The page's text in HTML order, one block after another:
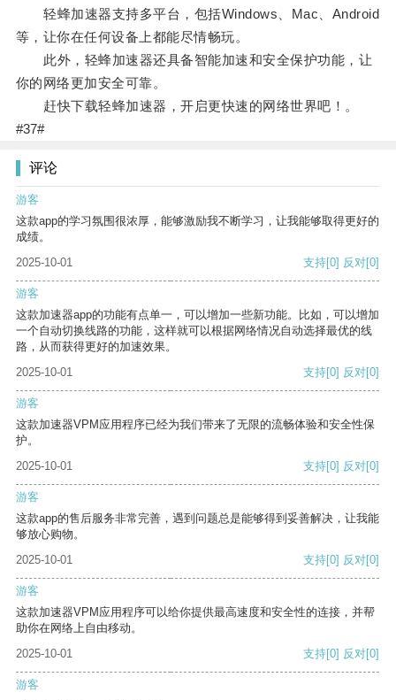
轻蜂加速器支持多平台，包括Windows、Mac、Android
等，让你在任何设备上都能尽情畅玩。
此外，轻蜂加速器还具备智能加速和安全保护功能，让
你的网络更加安全可靠。
赶快下载轻蜂加速器，开启更快速的网络世界吧！。
#37#
评论
游客
这款app的学习氛围很浓厚，能够激励我不断学习，让我能够取得更好的
成绩。
2025-10-01
支持[0] 反对[0]
游客
这款加速器app的功能有点单一，可以增加一些新功能。比如，可以增加
一个自动切换线路的功能，这样就可以根据网络情况自动选择最优的线
路，从而获得更好的加速效果。
2025-10-01
支持[0] 反对[0]
游客
这款加速器VPM应用程序已经为我们带来了无限的流畅体验和安全性保
护。
2025-10-01
支持[0] 反对[0]
游客
这款app的售后服务非常完善，遇到问题总是能够得到妥善解决，让我能
够放心购物。
2025-10-01
支持[0] 反对[0]
游客
这款加速器VPM应用程序可以给你提供最高速度和安全性的连接，并帮
助你在网络上自由移动。
2025-10-01
支持[0] 反对[0]
游客